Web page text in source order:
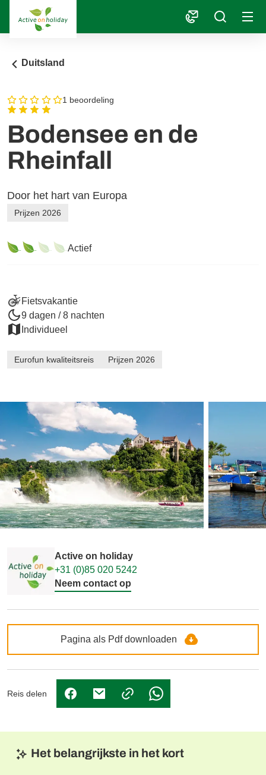
Duitsland
1 beoordeling
Bodensee en de
Rheinfall
Door het hart van Europa
Prijzen 2026
Fietsvakantie
9 dagen / 8 nachten
Individueel
Eurofun kwaliteitsreis Prijzen 2026
Actief
Active on holiday
+31 (0)85 020 5242
Neem contact op
Pagina als Pdf downloaden
Reis delen
(Link opent in nieuw tabblad)
(Link opent in nieuw tabblad)
(Link opent in nieuw
Het belangrijkste in het kort